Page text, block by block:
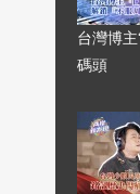
台灣博主
碼頭